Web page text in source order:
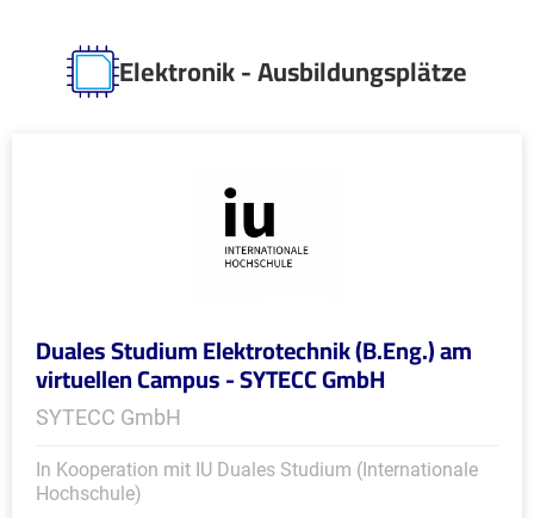
Elektronik - Ausbildungsplätze
Duales Studium Elektrotechnik (B.Eng.) am
virtuellen Campus - SYTECC GmbH
SYTECC GmbH
In Kooperation mit IU Duales Studium (Internationale
Hochschule)